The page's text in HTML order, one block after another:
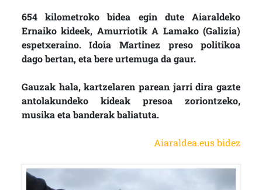
654 kilometroko bidea egin dute Aiaraldeko
Ernaiko kideek, Amurriotik A Lamako (Galizia)
espetxeraino. Idoia Martinez preso politikoa
dago bertan, eta bere urtemuga da gaur.
Gauzak hala, kartzelaren parean jarri dira gazte
antolakundeko kideak presoa zoriontzeko,
musika eta banderak baliatuta.
Aiaraldea.eus bidez